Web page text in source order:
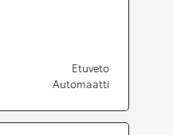
Etuveto
Automaatti